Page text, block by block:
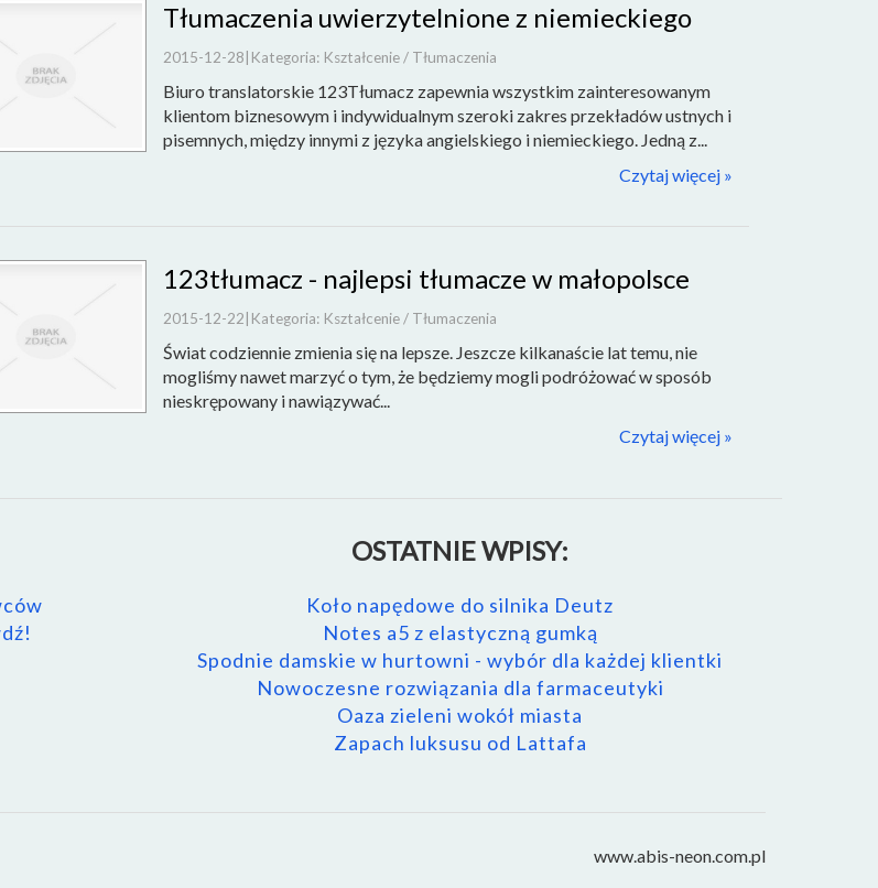
Tłumaczenia uwierzytelnione z niemieckiego
2015-12-28 Kategoria: Kształcenie / Tłumaczenia
Biuro translatorskie 123Tłumacz zapewnia wszystkim zainteresowanym
klientom biznesowym i indywidualnym szeroki zakres przekładów ustnych i
pisemnych, między innymi z języka angielskiego i niemieckiego. Jedną z...
Czytaj więcej »
123tłumacz - najlepsi tłumacze w małopolsce
2015-12-22 Kategoria: Kształcenie / Tłumaczenia
Świat codziennie zmienia się na lepsze. Jeszcze kilkanaście lat temu, nie
mogliśmy nawet marzyć o tym, że będziemy mogli podróżować w sposób
nieskrępowany i nawiązywać...
Czytaj więcej »
OSTATNIE WPISY:
Koło napędowe do silnika Deutz
Notes a5 z elastyczną gumką
Spodnie damskie w hurtowni - wybór dla każdej klientki
Nowoczesne rozwiązania dla farmaceutyki
Oaza zieleni wokół miasta
Zapach luksusu od Lattafa
www.abis-neon.com.pl